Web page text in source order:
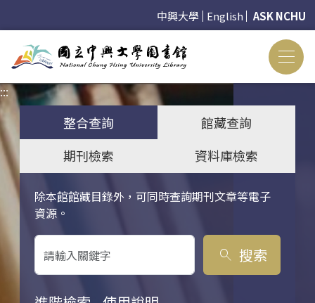
中興大學 English ASK NCHU
:::
整合查詢
館藏查詢
期刊檢索
資料庫檢索
除本館館藏目錄外，可同時查詢期刊文章等電子
資源。
關鍵字搜尋
search 搜索